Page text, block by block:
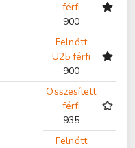
férfi
900
Felnőtt
U25 férfi
900
Összesített
férfi
935
Felnőtt